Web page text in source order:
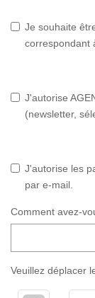
Je souhaite
correspondant
J'autorise
(newsletter,
J'autorise les
par e-mail.
Comment avez-
Veuillez déplacer